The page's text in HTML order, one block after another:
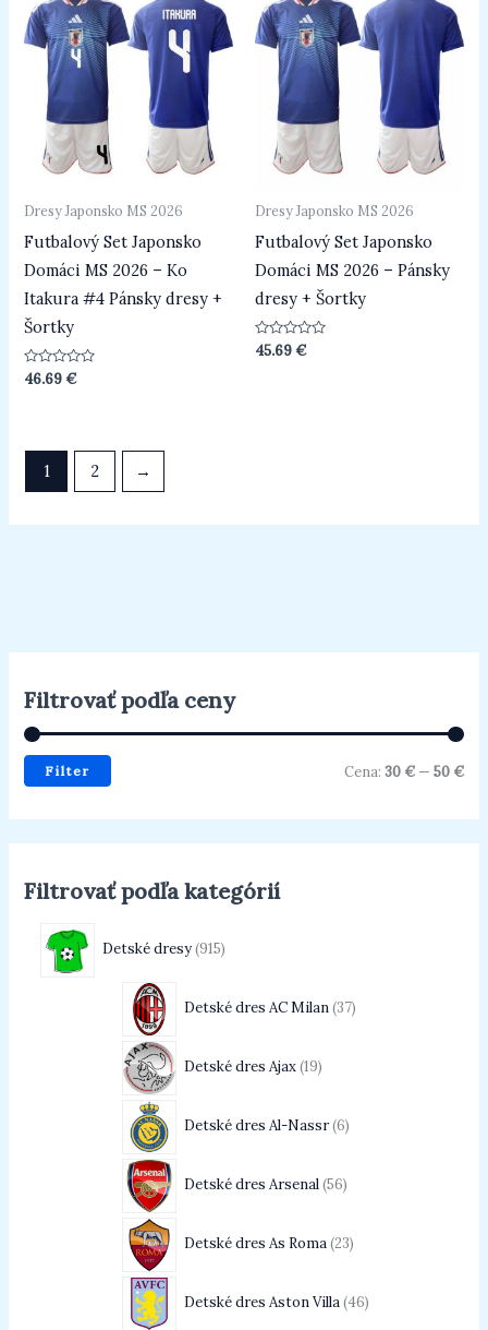
Filtrovať podľa ceny
Filter Cena: 30 €— 50 €
Filtrovať podľa kategórií
Detské dresy 915
Detské dres AC Milan 37
Detské dres Ajax 19
Detské dres Al-Nassr 6
Detské dres Arsenal 56
Detské dres As Roma 23
Detské dres Aston Villa 46
Dresy Japonsko MS 2026
Futbalový Set Japonsko
Domáci MS 2026 – Ko
Itakura #4 Pánsky dresy +
Šortky
Hodnotenie
0
46.69€
Dresy Japonsko MS 2026
Futbalový Set Japonsko
Domáci MS 2026 – Pánsky
dresy + Šortky
Hodnotenie
0
45.69€
1 2 →